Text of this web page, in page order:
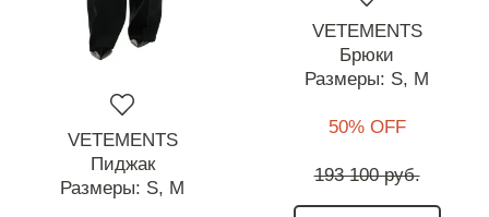
VETEMENTS
Пиджак
Размеры: S, M
VETEMENTS
Брюки
Размеры: S, M
50% OFF
193 100 руб.